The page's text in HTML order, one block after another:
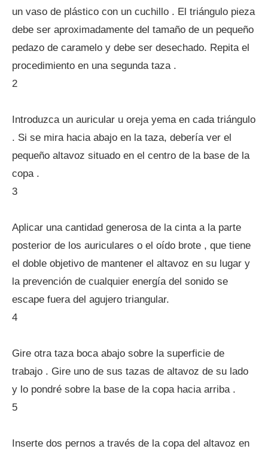
un vaso de plástico con un cuchillo . El triángulo pieza
debe ser aproximadamente del tamaño de un pequeño
pedazo de caramelo y debe ser desechado. Repita el
procedimiento en una segunda taza .
2
Introduzca un auricular u oreja yema en cada triángulo
. Si se mira hacia abajo en la taza, debería ver el
pequeño altavoz situado en el centro de la base de la
copa .
3
Aplicar una cantidad generosa de la cinta a la parte
posterior de los auriculares o el oído brote , que tiene
el doble objetivo de mantener el altavoz en su lugar y
la prevención de cualquier energía del sonido se
escape fuera del agujero triangular.
4
Gire otra taza boca abajo sobre la superficie de
trabajo . Gire uno de sus tazas de altavoz de su lado
y lo pondré sobre la base de la copa hacia arriba .
5
Inserte dos pernos a través de la copa del altavoz en